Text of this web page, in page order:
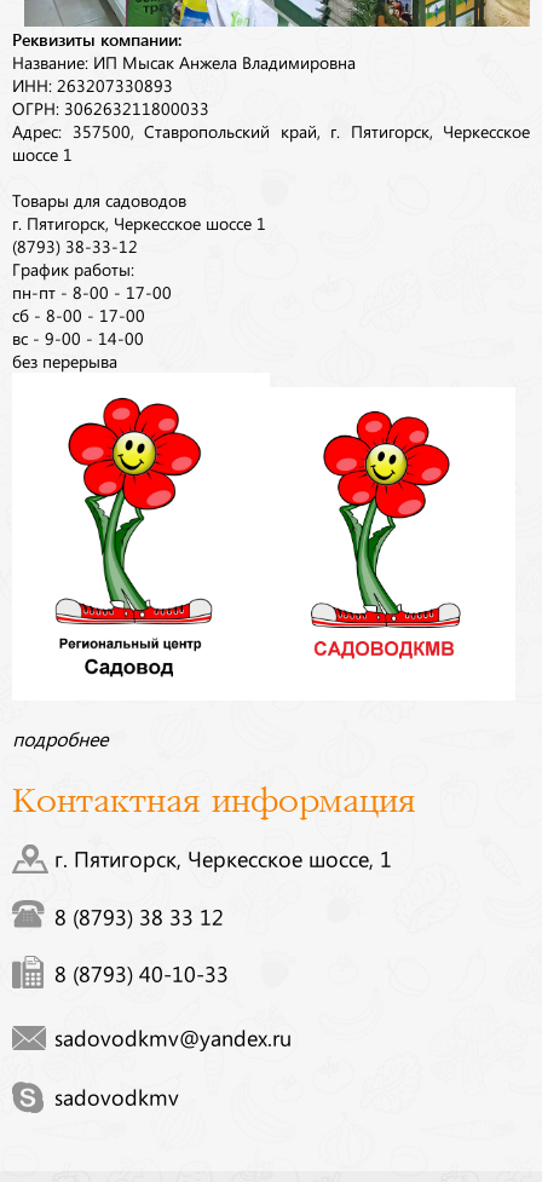
Реквизиты компании:
Название: ИП Мысак Анжела Владимировна
ИНН: 263207330893
ОГРН: 306263211800033
Адрес: 357500, Ставропольский край, г. Пятигорск, Черкесское
шоссе 1
Товары для садоводов
г. Пятигорск, Черкесское шоссе 1
(8793) 38-33-12
График работы:
пн-пт - 8-00 - 17-00
сб - 8-00 - 17-00
вс - 9-00 - 14-00
без перерыва
подробнее
Контактная информация
г. Пятигорск, Черкесское шоссе, 1
8 (8793) 38 33 12
8 (8793) 40-10-33
sadovodkmv@yandex.ru
sadovodkmv